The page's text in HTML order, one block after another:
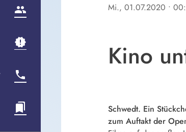
Mi., 01.07.2020 •
Kino
Schwedt. Ein
zum Auftakt der